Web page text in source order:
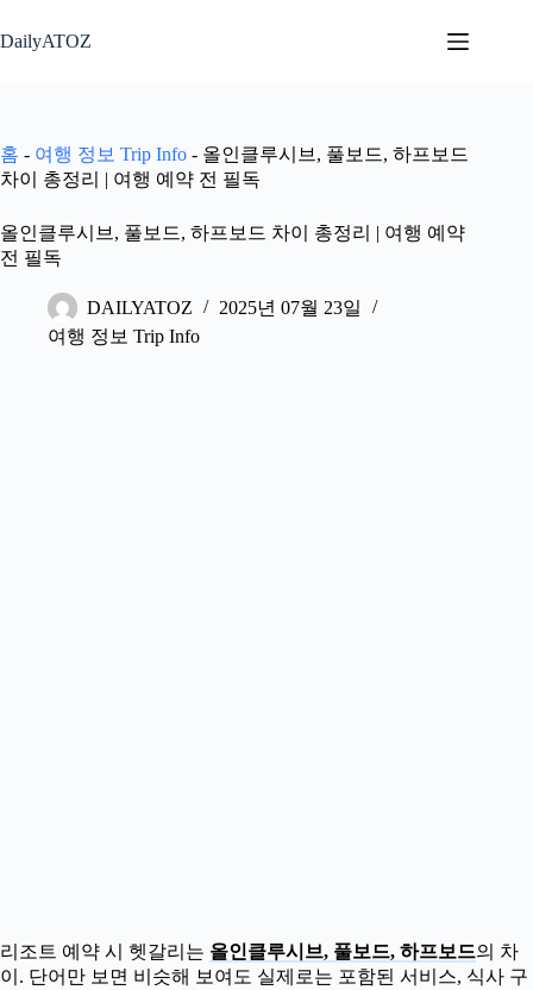
문
뛰
기
DailyATOZ
홈 - 여행 정보 Trip Info - 올인클루시브, 풀보드, 하프보드
차이 총정리 | 여행 예약 전 필독
올인클루시브, 풀보드, 하프보드 차이 총정리 | 여행 예약
전 필독
DAILYATOZ
2025년 07월 23일
여행 정보 Trip Info
리조트 예약 시 헷갈리는 올인클루시브, 풀보드, 하프보드의 차
이. 단어만 보면 비슷해 보여도 실제로는 포함된 서비스, 식사 구